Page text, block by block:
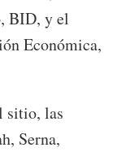
BID, y el
Económica,
sitio, las
Serna,